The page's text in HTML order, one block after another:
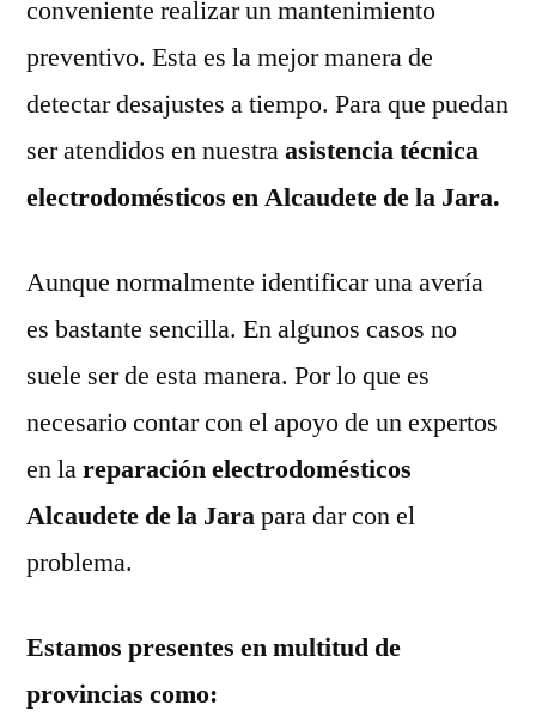
conveniente realizar un mantenimiento
preventivo. Esta es la mejor manera de
detectar desajustes a tiempo. Para que puedan
ser atendidos en nuestraasistencia técnica
electrodomésticos en Alcaudete de la Jara.
Aunque normalmente identificar una avería
es bastante sencilla. En algunos casos no
suele ser de esta manera. Por lo que es
necesario contar con el apoyo de un expertos
en lareparación electrodomésticos
Alcaudete de la Jarapara dar con el
problema.
Estamos presentes en multitud de
provincias como: